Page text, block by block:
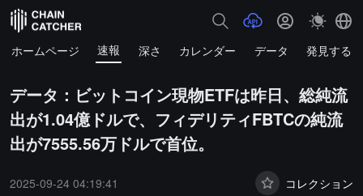
ホームページ 速報 深さ カレンダー データ 発見する
データ：ビットコイン現物ETFは昨日、総純流
出が1.04億ドルで、フィデリティFBTCの純流
出が7555.56万ドルで首位。
2025-09-24 04:19:41 コレクション